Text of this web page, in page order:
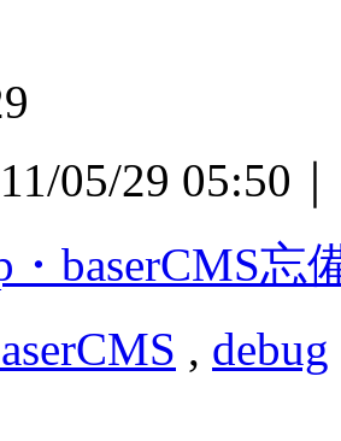
05/29 05:50
・baserCMS忘
, debug